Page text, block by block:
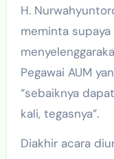
H.
meminta supaya
Pegawai AUM
“sebaiknya
kali, tegasnya”.
Diakhir acara